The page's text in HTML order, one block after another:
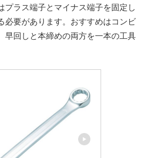
プラス端子とマイナス端子を固定し
必要があります。おすすめはコンビ
早回しと本締めの両方を一本の工具